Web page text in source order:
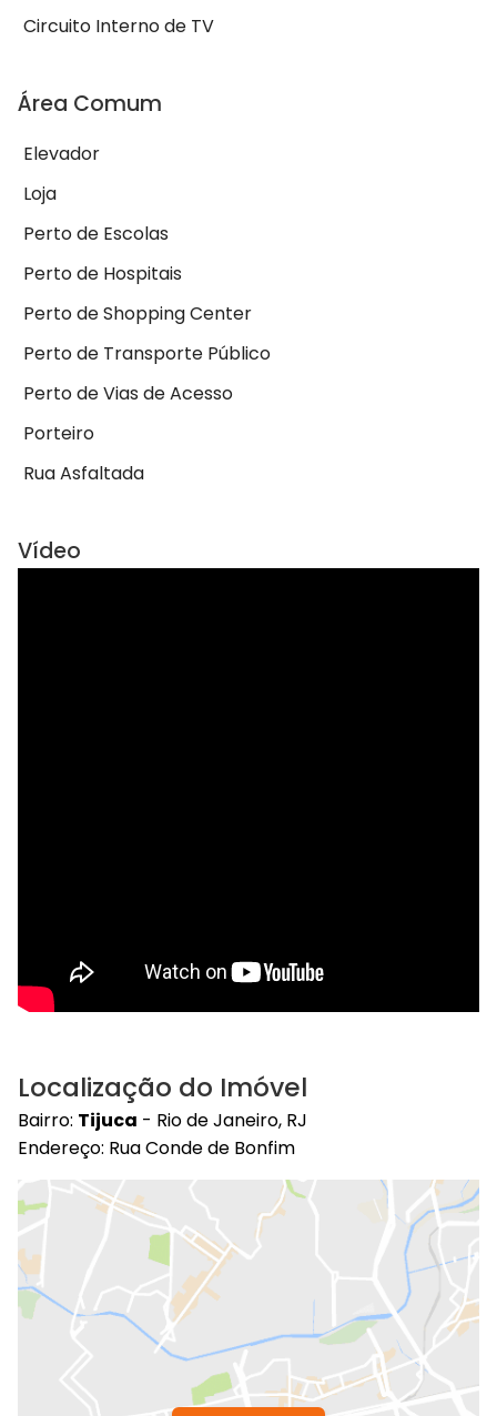
Circuito Interno de TV
Área Comum
Elevador
Loja
Perto de Escolas
Perto de Hospitais
Perto de Shopping Center
Perto de Transporte Público
Perto de Vias de Acesso
Porteiro
Rua Asfaltada
Vídeo
Localização do Imóvel
Bairro: Tijuca - Rio de Janeiro, RJ
Endereço: Rua Conde de Bonfim